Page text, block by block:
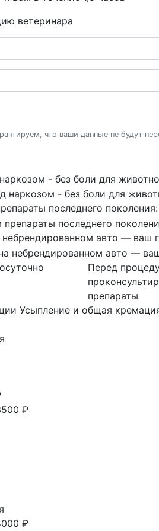
ветеринара
что ваши данные не будут
- без боли для
последнего
авто — ваш
Перед
препараты
Усыпление и общая
₽
₽